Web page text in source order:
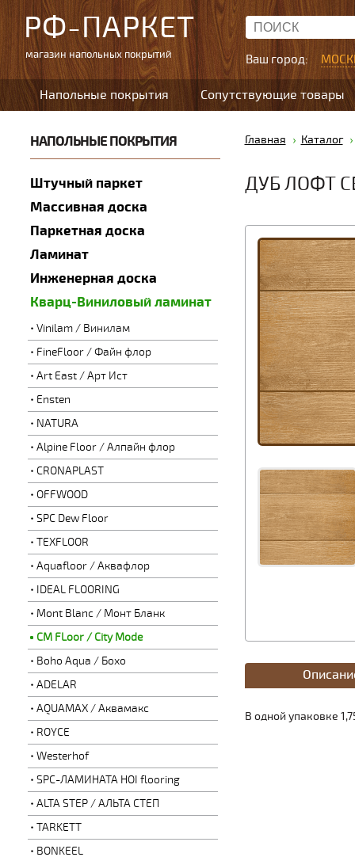
РФ-ПАРКЕТ
магазин напольных покрытий Ваш город:
Напольные покрытия Сопутствующие товары
НАПОЛЬНЫЕ ПОКРЫТИЯ
Штучный паркет
Массивная доска
Паркетная доска
Ламинат
Инженерная доска
Кварц-Виниловый ламинат
Vinilam / Винилам
FineFloor / Файн флор
Art East / Арт Ист
Ensten
NATURA
Alpine Floor / Алпайн флор
CRONAPLAST
OFFWOOD
SPC Dew Floor
TEXFLOOR
Aquafloor / Аквафлор
IDEAL FLOORING
Mont Blanc / Монт Бланк
CM FLoor / City Mode
Boho Aqua / Бохо
ADELAR
AQUAMAX / Аквамакс
ROYCE
Westerhof
SPC-ЛАМИНАТА HOI flooring
ALTA STEP / АЛЬТА СТЕП
TARKETT
BONKEEL
Главная Каталог
ДУБ ЛОФТ
В одной упаковке